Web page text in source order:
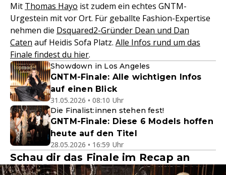
Mit Thomas Hayo ist zudem ein echtes GNTM-
Urgestein mit vor Ort. Für geballte Fashion-Expertise
nehmen die Dsquared2-Gründer Dean und Dan
Caten auf Heidis Sofa Platz. Alle Infos rund um das
Finale findest du hier.
Showdown in Los Angeles
GNTM-Finale: Alle wichtigen Infos
auf einen Blick
31.05.2026 • 08:10 Uhr
Die Finalist:innen stehen fest!
GNTM-Finale: Diese 6 Models hoffen
heute auf den Titel
28.05.2026 • 16:59 Uhr
Schau dir das Finale im Recap an